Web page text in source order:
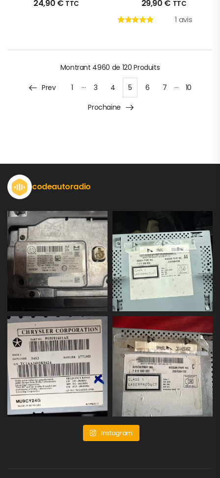
24,90 € TTC 29,90 € TTC
1 avis
Montrant 4960 de 120 Produits
Prev 1 … 3 4 5 6 7 …
10
Prochaine
codeautoradio
Instagram